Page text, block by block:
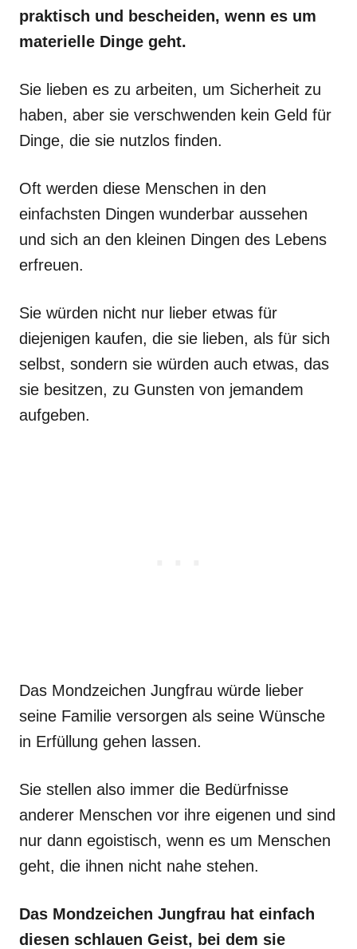
praktisch und bescheiden, wenn es um
materielle Dinge geht.
Sie lieben es zu arbeiten, um Sicherheit zu
haben, aber sie verschwenden kein Geld für
Dinge, die sie nutzlos finden.
Oft werden diese Menschen in den
einfachsten Dingen wunderbar aussehen
und sich an den kleinen Dingen des Lebens
erfreuen.
Sie würden nicht nur lieber etwas für
diejenigen kaufen, die sie lieben, als für sich
selbst, sondern sie würden auch etwas, das
sie besitzen, zu Gunsten von jemandem
aufgeben.
Das Mondzeichen Jungfrau würde lieber
seine Familie versorgen als seine Wünsche
in Erfüllung gehen lassen.
Sie stellen also immer die Bedürfnisse
anderer Menschen vor ihre eigenen und sind
nur dann egoistisch, wenn es um Menschen
geht, die ihnen nicht nahe stehen.
Das Mondzeichen Jungfrau hat einfach
diesen schlauen Geist, bei dem sie